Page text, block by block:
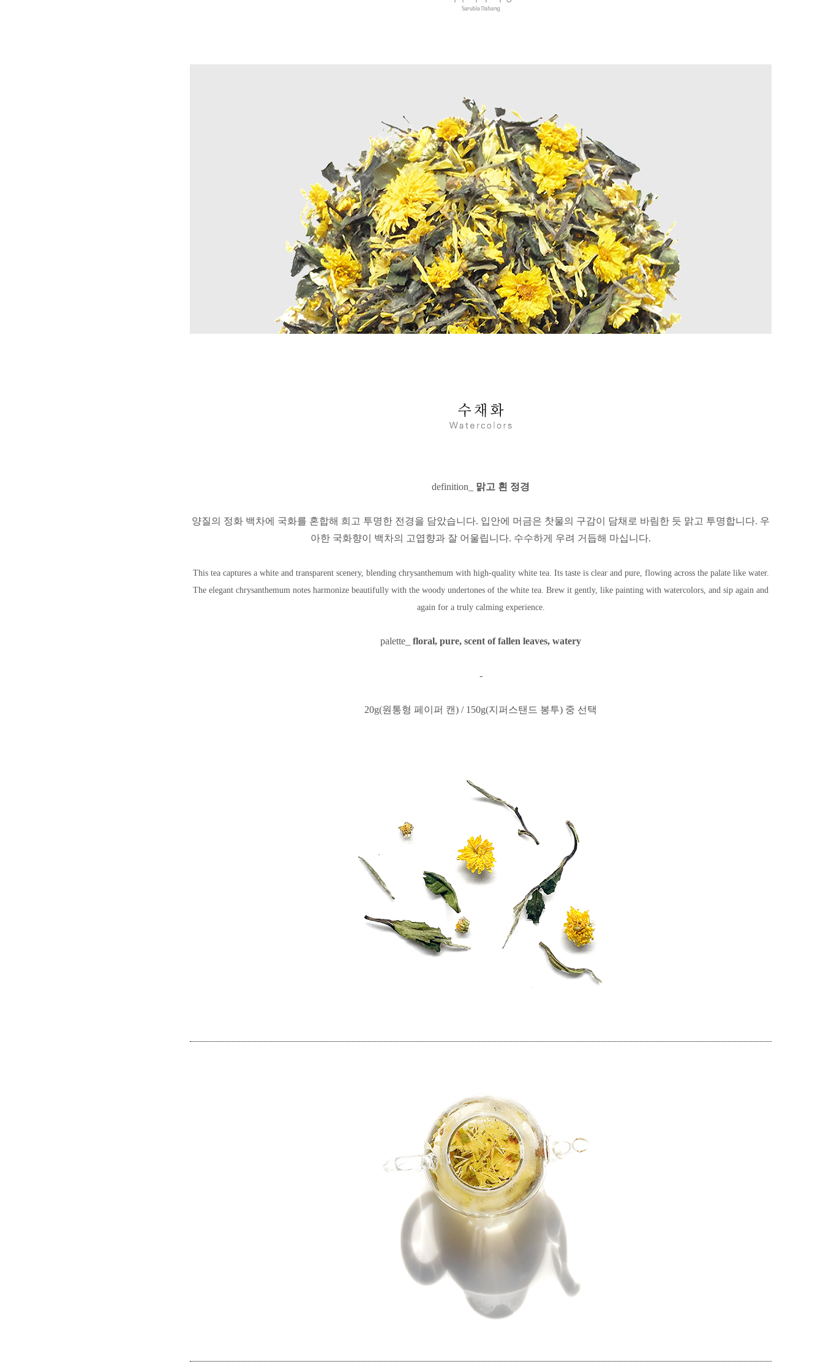
definition_ 맑고 흰 정경
양질의 정화 백차에 국화를 혼합해 희고 투명한 전경을 담았습니다. 입안에 머금은 찻물의 구감이 담채로 바림한 듯 맑고 투명합니다. 우
아한 국화향이 백차의 고엽향과 잘 어울립니다. 수수하게 우려 거듭해 마십니다.
This tea captures a white and transparent scenery, blending chrysanthemum with high-quality white tea. Its taste is clear and pure, flowing across the palate like water.
The elegant chrysanthemum notes harmonize beautifully with the woody undertones of the white tea. Brew it gently, like painting with watercolors, and sip again and
again for a truly calming experience.
palette_ floral, pure, scent of fallen leaves, watery
-
20g(원통형 페이퍼 캔) / 150g(지퍼스탠드 봉투) 중 선택